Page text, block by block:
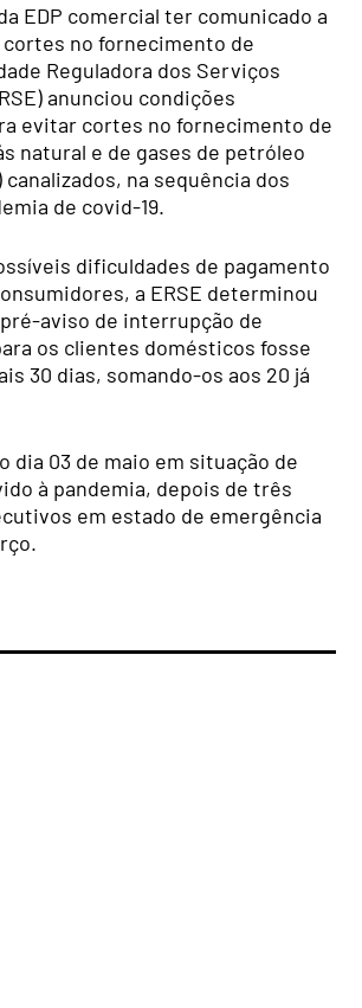
EDP comercial ter comunicado a
cortes no fornecimento de
Reguladora dos Serviços
anunciou condições
evitar cortes no fornecimento de
natural e de gases de petróleo
na sequência dos
de covid-19.
dificuldades de pagamento
a ERSE determinou
aviso de interrupção de
os clientes domésticos fosse
30 dias, somando-os aos 20 já
dia 03 de maio em situação de
à pandemia, depois de três
em estado de emergência